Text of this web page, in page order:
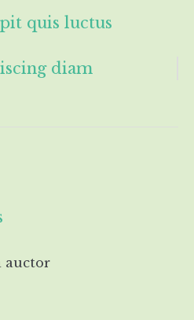
quis luctus
diam
auctor